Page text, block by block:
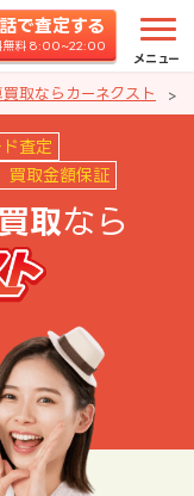
で査定する
無料 8:00~22:00
メニュー
取ならカーネクスト
ならカー
査定
買取金額保証
取なら